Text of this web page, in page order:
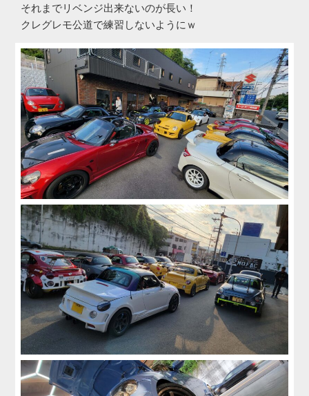
それまでリベンジ出来ないのが長い！
クレグレモ公道で練習しないようにｗ